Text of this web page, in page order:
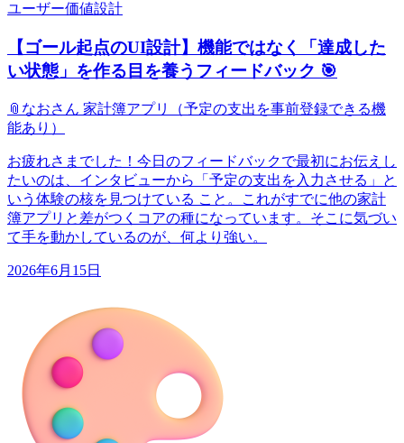
ユーザー価値設計
【ゴール起点のUI設計】機能ではなく「達成した
い状態」を作る目を養うフィードバック 🎯
📎 なおさん 家計簿アプリ（予定の支出を事前登録できる機
能あり）
お疲れさまでした！今日のフィードバックで最初にお伝えし
たいのは、インタビューから「予定の支出を入力させる」と
いう体験の核を見つけている こと。これがすでに他の家計
簿アプリと差がつくコアの種になっています。そこに気づい
て手を動かしているのが、何より強い。
2026年6月15日